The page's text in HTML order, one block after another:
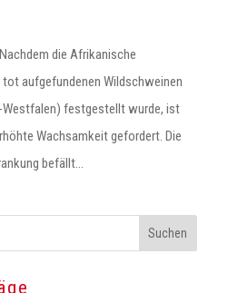
die Afrikanische
aufgefundenen Wildschweinen
Westfalen) festgestellt wurde, ist
Wachsamkeit gefordert. Die
befällt...